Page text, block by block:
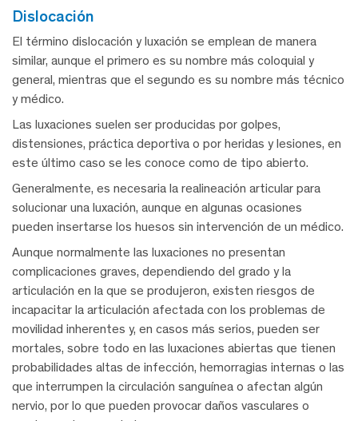
dislocación
El término dislocación y luxación se emplean de manera
similar, aunque el primero es su nombre más coloquial y
general, mientras que el segundo es su nombre más técnico
y médico.
Las luxaciones suelen ser producidas por golpes,
distensiones, práctica deportiva o por heridas y lesiones, en
este último caso se les conoce como de tipo abierto.
Generalmente, es necesaria la realineación articular para
solucionar una luxación, aunque en algunas ocasiones
pueden insertarse los huesos sin intervención de un médico.
Aunque normalmente las luxaciones no presentan
complicaciones graves, dependiendo del grado y la
articulación en la que se produjeron, existen riesgos de
incapacitar la articulación afectada con los problemas de
movilidad inherentes y, en casos más serios, pueden ser
mortales, sobre todo en las luxaciones abiertas que tienen
probabilidades altas de infección, hemorragias internas o las
que interrumpen la circulación sanguínea o afectan algún
nervio, por lo que pueden provocar daños vasculares o